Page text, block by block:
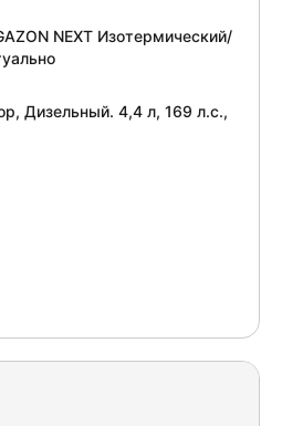
NEXT Изотермический/
Дизельный. 4,4 л, 169 л.с.,